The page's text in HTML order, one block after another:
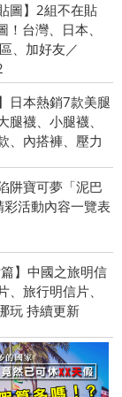
圖】2組不在貼
！台灣、日本、
、加好友／
日本熱銷7款美腿
腿襪、小腿襪、
、內搭褲、壓力
阱寶可夢「泥巴
活動內容一覽表
】中國之旅明信
、旅行明信片、
玩 持續更新